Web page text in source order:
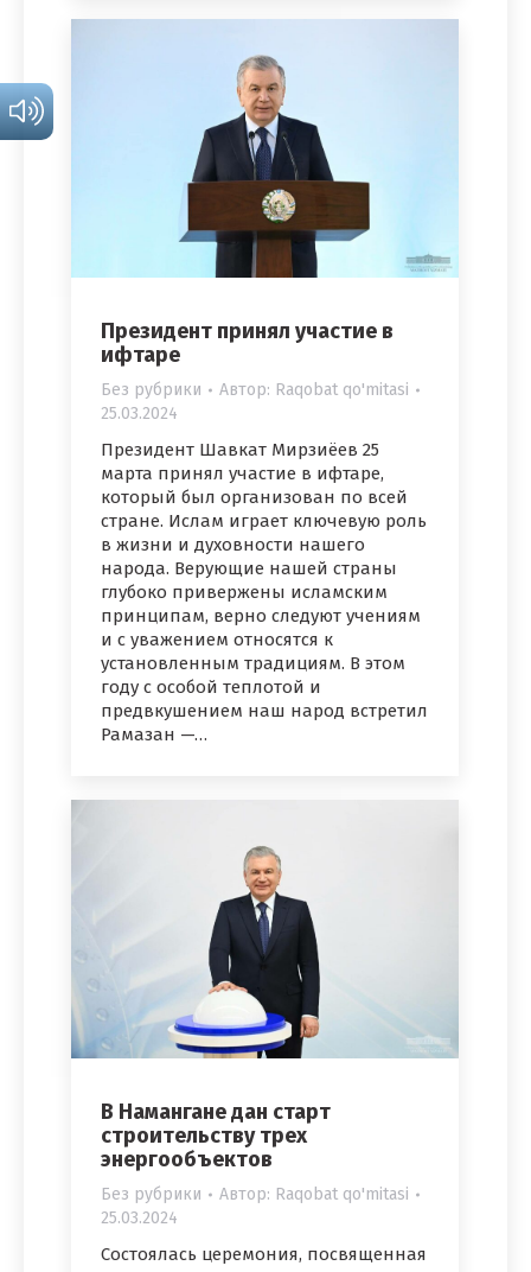
Президент принял участие в
ифтаре
Без рубрики Автор: Raqobat qo'mitasi
25.03.2024
Президент Шавкат Мирзиёев 25
марта принял участие в ифтаре,
который был организован по всей
стране. Ислам играет ключевую роль
в жизни и духовности нашего
народа. Верующие нашей страны
глубоко привержены исламским
принципам, верно следуют учениям
и с уважением относятся к
установленным традициям. В этом
году с особой теплотой и
предвкушением наш народ встретил
Рамазан —…
В Намангане дан старт
строительству трех
энергообъектов
Без рубрики Автор: Raqobat qo'mitasi
25.03.2024
Состоялась церемония, посвященная